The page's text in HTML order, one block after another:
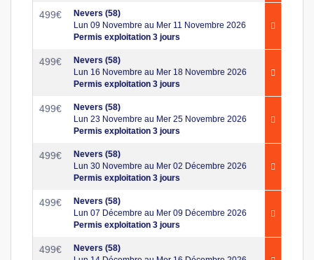
499€
Nevers (58)
Lun 09 Novembre au Mer 11 Novembre 2026
Permis exploitation 3 jours
499€
Nevers (58)
Lun 16 Novembre au Mer 18 Novembre 2026
Permis exploitation 3 jours
499€
Nevers (58)
Lun 23 Novembre au Mer 25 Novembre 2026
Permis exploitation 3 jours
499€
Nevers (58)
Lun 30 Novembre au Mer 02 Décembre 2026
Permis exploitation 3 jours
499€
Nevers (58)
Lun 07 Décembre au Mer 09 Décembre 2026
Permis exploitation 3 jours
499€
Nevers (58)